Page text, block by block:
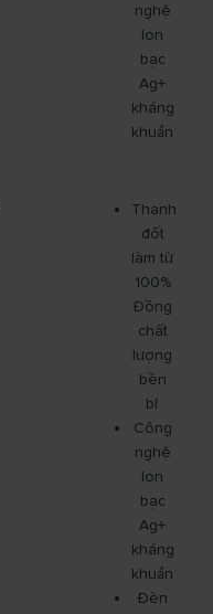
nghệ
Ion
bạc
Ag+
kháng
khuẩn
Thanh
đốt
làm từ
100%
Đồng
chất
lượng
bền
bỉ
Công
nghệ
Ion
bạc
Ag+
kháng
khuẩn
Đèn